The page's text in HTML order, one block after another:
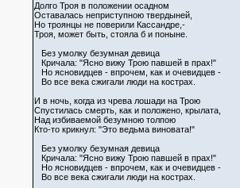
Долго Троя в положении осадном
Оставалась неприступною твердыней,
Но троянцы не поверили Кассандре,-
Троя, может быть, стояла б и поныне.
Без умолку безумная девица
Кричала: "Ясно вижу Трою павшей в прах!"
Но ясновидцев - впрочем, как и очевидцев -
Во все века сжигали люди на кострах.
И в ночь, когда из чрева лошади на Трою
Спустилась смерть, как и положено, крылата,
Над избиваемой безумною толпою
Кто-то крикнул: "Это ведьма виновата!"
Без умолку безумная девица
Кричала: "Ясно вижу Трою павшей в прах!"
Но ясновидцев - впрочем, как и очевидцев -
Во все века сжигали люди на кострах.